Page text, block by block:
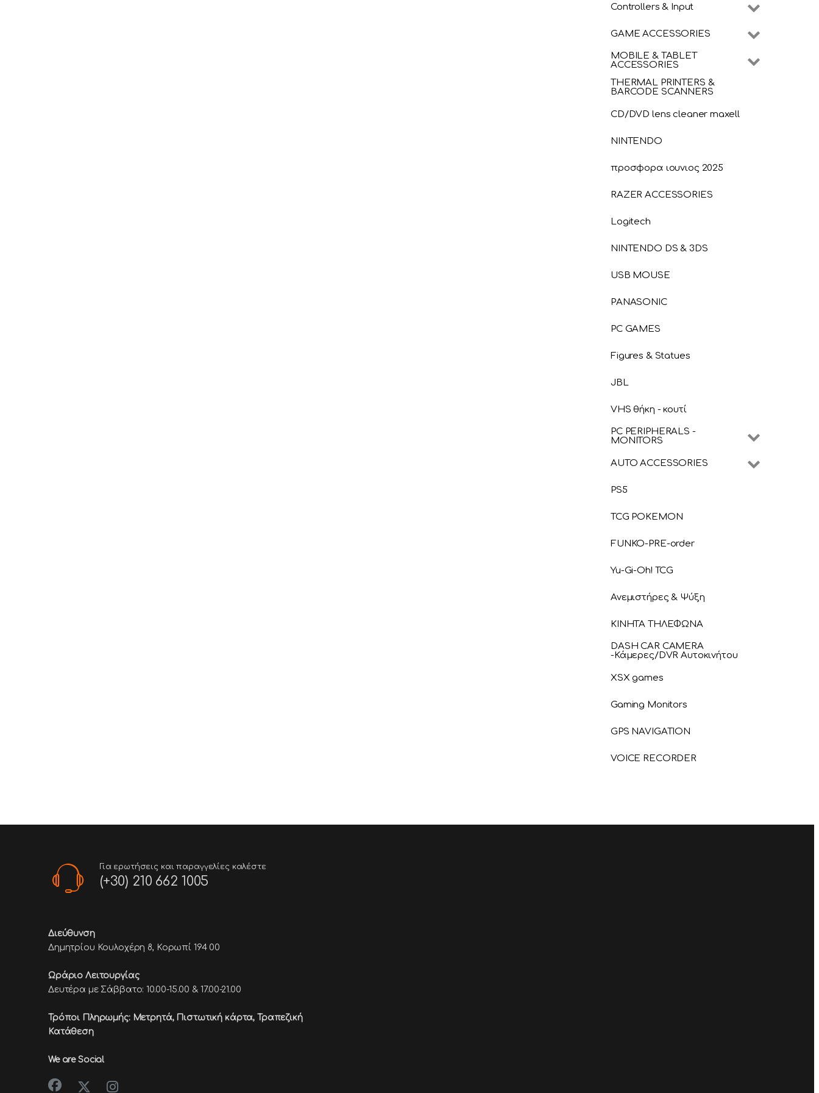
Controllers & Input
GAME ACCESSORIES
MOBILE & TABLET
ACCESSORIES
THERMAL PRINTERS &
BARCODE SCANNERS
CD/DVD lens cleaner maxell
NINTENDO
προσφορα ιουνιος 2025
RAZER ACCESSORIES
Logitech
NINTENDO DS & 3DS
USB MOUSE
PANASONIC
PC GAMES
Figures & Statues
JBL
VHS θήκη - κουτί
PC PERIPHERALS -
MONITORS
AUTO ACCESSORIES
PS5
TCG POKEMON
FUNKO-PRE-order
Yu-Gi-Oh! TCG
Ανεμιστήρες & Ψύξη
ΚΙΝΗΤΑ ΤΗΛΕΦΩΝΑ
DASH CAR CAMERA
-Κάμερες/DVR Αυτοκινήτου
XSX games
Gaming Monitors
GPS NAVIGATION
VOICE RECORDER
Για ερωτήσεις και παραγγελίες καλέστε
(+30) 210 662 1005
Διεύθυνση
Δημητρίου Κουλοχέρη 8, Κορωπί 194 00
Ωράριο Λειτουργίας
Δευτέρα με Σάββατο: 10.00-15.00 & 17.00-21.00
Τρόποι Πληρωμής: Μετρητά, Πιστωτική κάρτα, Τραπεζική
Κατάθεση
We are Social